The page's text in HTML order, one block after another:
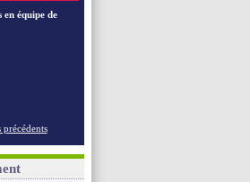
(off.)
équipe de
précédents